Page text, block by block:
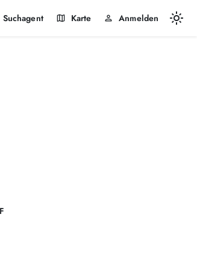
Suchagent map Karte person Anmelden light_mode